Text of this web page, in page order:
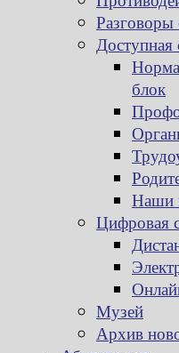
Доступная
блок
Наши
Цифровая
Музей
Архив